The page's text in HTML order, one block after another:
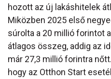
hozott az új lakáshitelek
Miközben 2025 első
súrolta a 20 millió forintot
átlagos összeg, addig az
már 27,3 millió forintra
hogy az Otthon Start